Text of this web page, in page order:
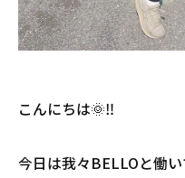
こんにちは🌞‼️
今日は我々BELLOと働